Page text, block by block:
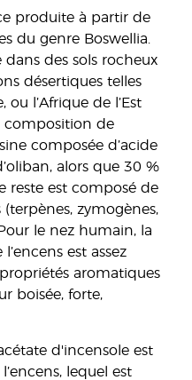
produite à partir de
du genre Boswellia.
dans des sols rocheux
désertiques telles
l’Afrique de l’Est
composition de
composée d’acide
alors que 30 %
reste est composé de
(terpènes, zymogènes,
le nez humain, la
est assez
aromatiques
boisée, forte,
d'incensole est
lequel est